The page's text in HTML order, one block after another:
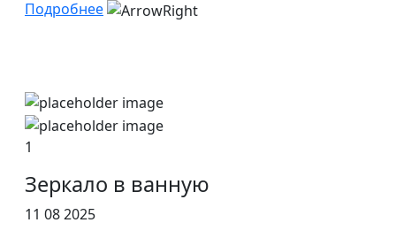
Подробнее
1
Зеркало в ванную
11 08 2025